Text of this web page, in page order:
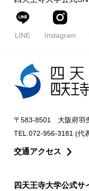
LINE Instagram
〒583-8501 大阪府羽
TEL.072-956-3181 (代
交通アクセス
四天王寺大学公式サ